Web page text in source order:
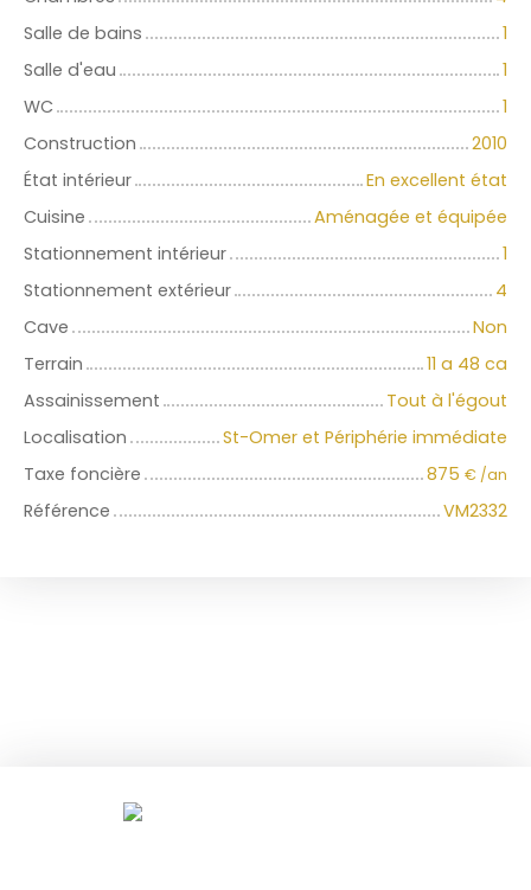
Salle de bains
1
Salle d'eau
1
WC
1
Construction
2010
État intérieur
En excellent état
Cuisine
Aménagée et équipée
Stationnement intérieur
1
Stationnement extérieur
4
Cave
Non
Terrain
11 a 48 ca
Assainissement
Tout à l'égout
Localisation
St-Omer et Périphérie immédiate
Taxe foncière
875 € /an
Référence VM2332